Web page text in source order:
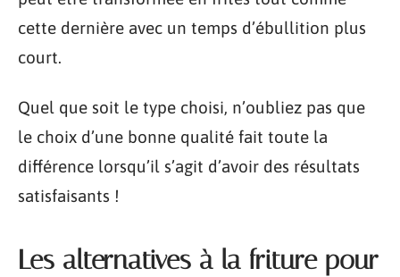
cette dernière avec un temps d’ébullition plus
court.
Quel que soit le type choisi, n’oubliez pas que
le choix d’une bonne qualité fait toute la
différence lorsqu’il s’agit d’avoir des résultats
satisfaisants !
Les alternatives à la friture pour